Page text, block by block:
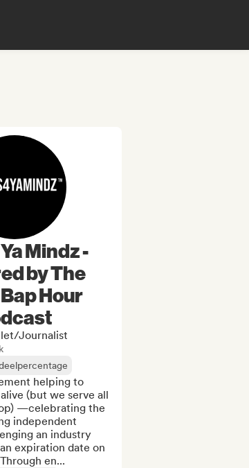
Mindz -
by The
Hour
Journalist
helping to
(but we serve all
—celebrating the
independent
an industry
expiration date on
en...